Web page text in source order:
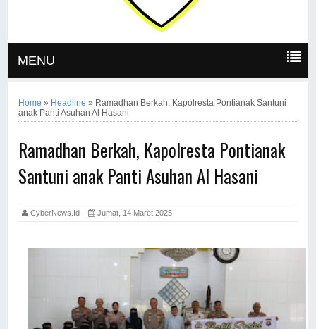
MENU
Home » Headline » Ramadhan Berkah, Kapolresta Pontianak Santuni
anak Panti Asuhan Al Hasani
Ramadhan Berkah, Kapolresta Pontianak
Santuni anak Panti Asuhan Al Hasani
CyberNews.id Jumat, 14 Maret 2025